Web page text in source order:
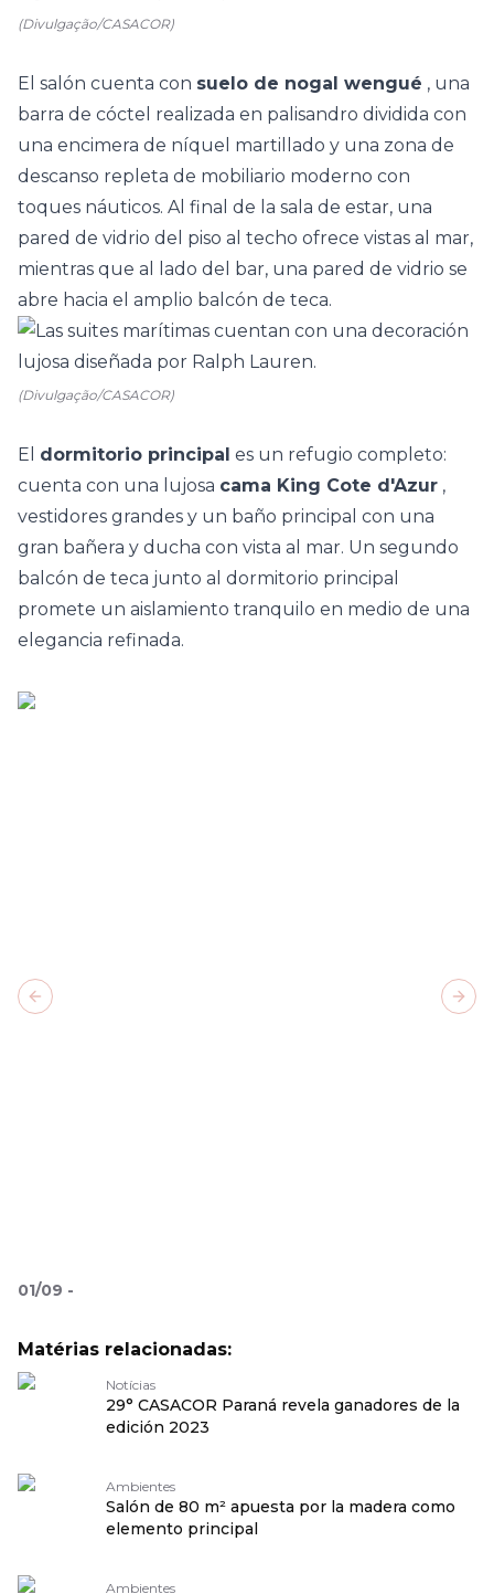
(Divulgação/CASACOR)
El salón cuenta con suelo de nogal wengué , una
barra de cóctel realizada en palisandro dividida con
una encimera de níquel martillado y una zona de
descanso repleta de mobiliario moderno con
toques náuticos. Al final de la sala de estar, una
pared de vidrio del piso al techo ofrece vistas al mar,
mientras que al lado del bar, una pared de vidrio se
abre hacia el amplio balcón de teca.
(Divulgação/CASACOR)
El dormitorio principal es un refugio completo:
cuenta con una lujosa cama King Cote d'Azur ,
vestidores grandes y un baño principal con una
gran bañera y ducha con vista al mar. Un segundo
balcón de teca junto al dormitorio principal
promete un aislamiento tranquilo en medio de una
elegancia refinada.
01/09 -
Previous slide
Matérias relacionadas:
Notícias
29° CASACOR Paraná revela ganadores de la
edición 2023
Ambientes
Salón de 80 m² apuesta por la madera como
elemento principal
Ambientes